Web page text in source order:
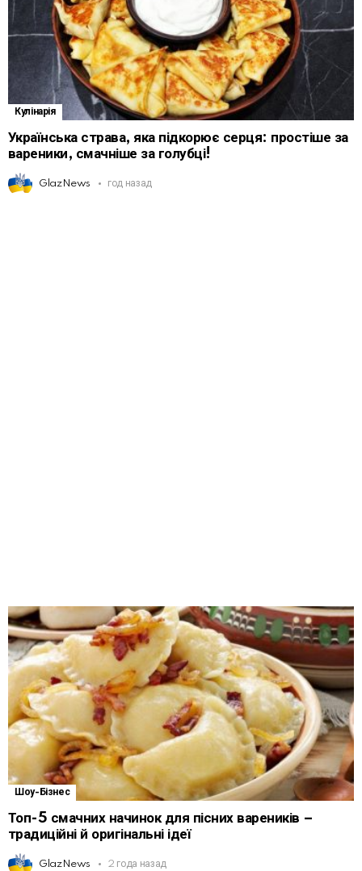
Кулінарія
Українська страва, яка підкорює серця: простіше за
вареники, смачніше за голубці!
GlazNews год назад
Шоу-Бізнес
Топ-5 смачних начинок для пісних вареників –
традиційні й оригінальні ідеї
GlazNews 2 года назад